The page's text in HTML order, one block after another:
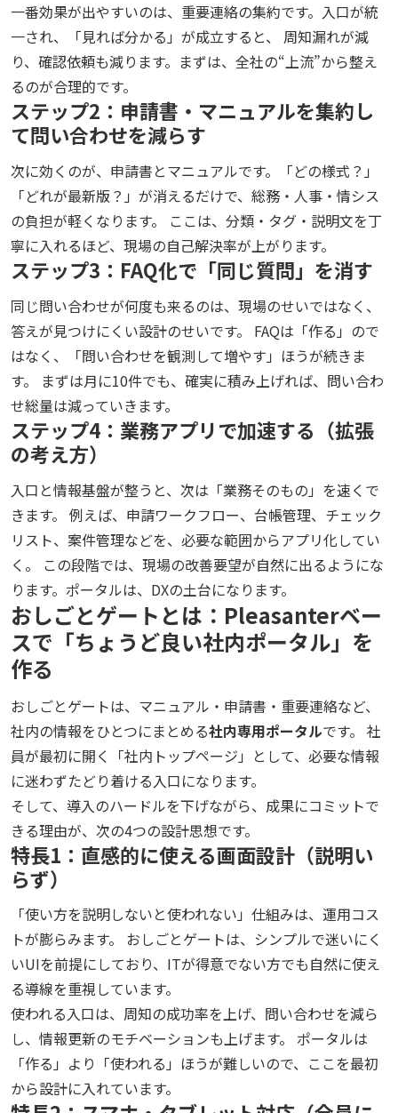
一番効果が出やすいのは、重要連絡の集約です。入口が統
一され、「見れば分かる」が成立すると、 周知漏れが減
り、確認依頼も減ります。まずは、全社の“上流”から整え
るのが合理的です。
ステップ2：申請書・マニュアルを集約し
て問い合わせを減らす
次に効くのが、申請書とマニュアルです。「どの様式？」
「どれが最新版？」が消えるだけで、総務・人事・情シス
の負担が軽くなります。 ここは、分類・タグ・説明文を丁
寧に入れるほど、現場の自己解決率が上がります。
ステップ3：FAQ化で「同じ質問」を消す
同じ問い合わせが何度も来るのは、現場のせいではなく、
答えが見つけにくい設計のせいです。 FAQは「作る」ので
はなく、「問い合わせを観測して増やす」ほうが続きま
す。 まずは月に10件でも、確実に積み上げれば、問い合わ
せ総量は減っていきます。
ステップ4：業務アプリで加速する（拡張
の考え方）
入口と情報基盤が整うと、次は「業務そのもの」を速くで
きます。 例えば、申請ワークフロー、台帳管理、チェック
リスト、案件管理などを、必要な範囲からアプリ化してい
く。 この段階では、現場の改善要望が自然に出るようにな
ります。ポータルは、DXの土台になります。
おしごとゲートとは：Pleasanterベー
スで「ちょうど良い社内ポータル」を
作る
おしごとゲートは、マニュアル・申請書・重要連絡など、
社内の情報をひとつにまとめる社内専用ポータルです。 社
員が最初に開く「社内トップページ」として、必要な情報
に迷わずたどり着ける入口になります。
そして、導入のハードルを下げながら、成果にコミットで
きる理由が、次の4つの設計思想です。
特長1：直感的に使える画面設計（説明い
らず）
「使い方を説明しないと使われない」仕組みは、運用コス
トが膨らみます。 おしごとゲートは、シンプルで迷いにく
いUIを前提にしており、ITが得意でない方でも自然に使え
る導線を重視しています。
使われる入口は、周知の成功率を上げ、問い合わせを減ら
し、情報更新のモチベーションも上げます。 ポータルは
「作る」より「使われる」ほうが難しいので、ここを最初
から設計に入れています。